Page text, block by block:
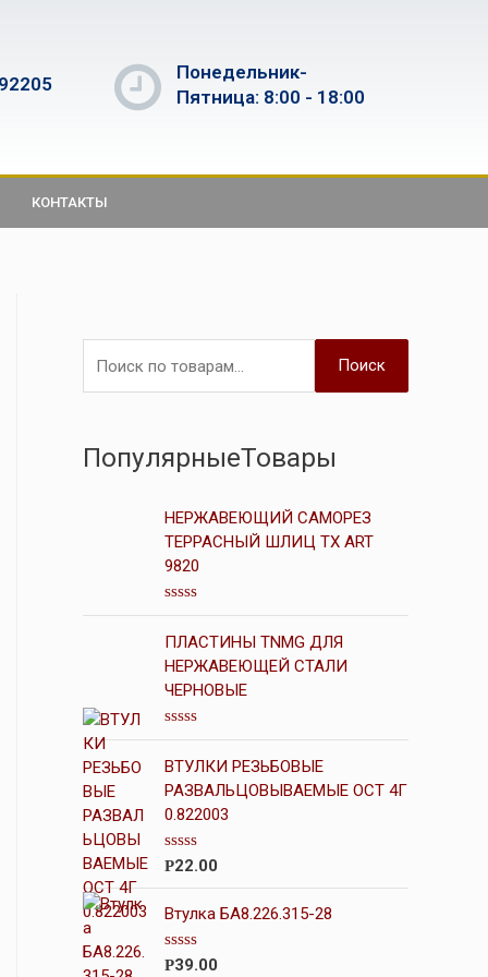
Понедельник-
Пятница: 8:00 - 18:00
КОНТАКТЫ
Поиск
ПопулярныеТовары
НЕРЖАВЕЮЩИЙ САМОРЕЗ
ТЕРРАСНЫЙ ШЛИЦ TX ART
9820
О
ц
е
н
к
а
0
з
5
ПЛАСТИНЫ TNMG ДЛЯ
НЕРЖАВЕЮЩЕЙ СТАЛИ
ЧЕРНОВЫЕ
О
ц
е
н
к
а
0
з
5
ВТУЛКИ РЕЗЬБОВЫЕ
РАЗВАЛЬЦОВЫВАЕМЫЕ ОСТ 4Г
0.822003
О
н
а
0
Р22.00
Втулка БА8.226.315-28
О
Р39.00